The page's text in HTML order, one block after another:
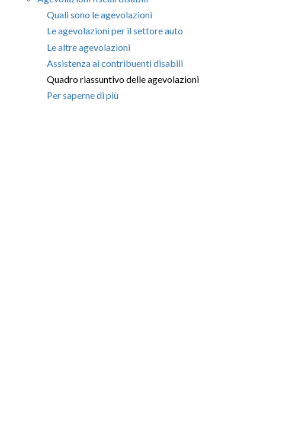
Quali sono le agevolazioni
Le agevolazioni per il settore auto
Le altre agevolazioni
Assistenza ai contribuenti disabili
Quadro riassuntivo delle agevolazioni
Per saperne di più